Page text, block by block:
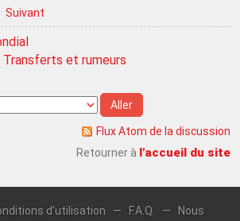
Suivant
et rumeurs
Flux Atom de la discussion
Retourner à l'accueil du site
d'utilisation — F.A.Q. —
Nous